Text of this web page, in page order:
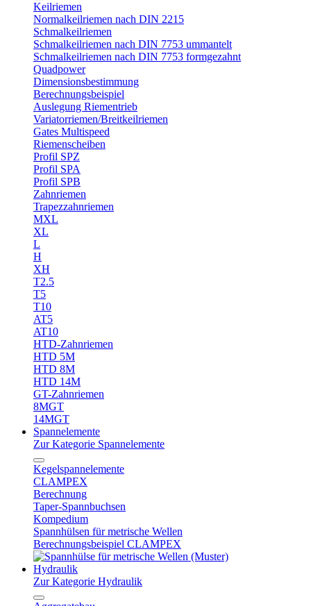
Keilriemen
Normalkeilriemen nach DIN 2215
Schmalkeilriemen
Schmalkeilriemen nach DIN 7753 ummantelt
Schmalkeilriemen nach DIN 7753 formgezahnt
Quadpower
Dimensionsbestimmung
Berechnungsbeispiel
Auslegung Riementrieb
Variatorriemen/Breitkeilriemen
Gates Multispeed
Riemenscheiben
Profil SPZ
Profil SPA
Profil SPB
Zahnriemen
Trapezzahnriemen
MXL
XL
L
H
XH
T2.5
T5
T10
AT5
AT10
HTD-Zahnriemen
HTD 5M
HTD 8M
HTD 14M
GT-Zahnriemen
8MGT
14MGT
Spannelemente
Zur Kategorie Spannelemente
Kegelspannelemente
CLAMPEX
Berechnung
Taper-Spannbuchsen
Kompedium
Spannhülsen für metrische Wellen
Berechnungsbeispiel CLAMPEX
Hydraulik
Zur Kategorie Hydraulik